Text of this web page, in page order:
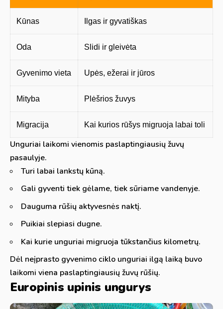
Kūnas Ilgas ir gyvatiškas
Oda Slidi ir gleivėta
Gyvenimo vieta Upės, ežerai ir jūros
Mityba Plėšrios žuvys
Migracija Kai kurios rūšys migruoja labai toli
Unguriai laikomi vienomis paslaptingiausių žuvų
pasaulyje.
Turi labai lankstų kūną.
Gali gyventi tiek gėlame, tiek sūriame vandenyje.
Dauguma rūšių aktyvesnės naktį.
Puikiai slepiasi dugne.
Kai kurie unguriai migruoja tūkstančius kilometrų.
Dėl neįprasto gyvenimo ciklo unguriai ilgą laiką buvo
laikomi viena paslaptingiausių žuvų rūšių.
Europinis upinis ungurys